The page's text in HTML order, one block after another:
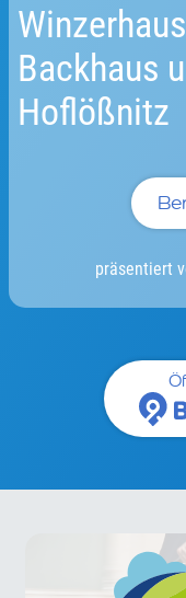
Backhaus
Hoflößnitz
präsentiert